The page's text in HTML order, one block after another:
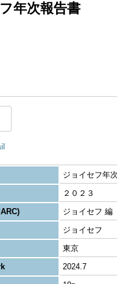
年次報告書
ジョイセフ年
２０２３
ジョイセフ 編
ジョイセフ
東京
2024.7